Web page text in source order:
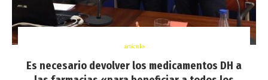
artículo
Es necesario devolver los medicamentos DH a